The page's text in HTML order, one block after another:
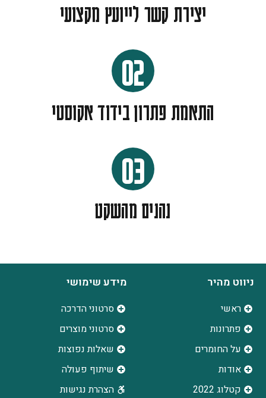
יצירת קשר לייועץ מקצועי
02
התאמת פתרון בידוד אקוסטי
03
נהנים מהשקט
ניווט מהיר
ראשי
פתרונות
על החומרים
אודות
קטלוג 2022
מידע שימושי
סרטוני הדרכה
סרטוני מוצרים
שאלות נפוצות
שיתוף פעולה
הצהרת נגישות